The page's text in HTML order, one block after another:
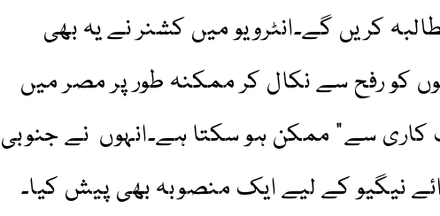
کریں گے۔انٹرویو میں کشنر نے یہ بھی
کو رفح سے نکال کر ممکنہ طور پر مصر میں
کاری سے” ممکن ہو سکتا ہے۔انہوں نے جنوبی
نیگیو کے لیے ایک منصوبہ بھی پیش کیا۔